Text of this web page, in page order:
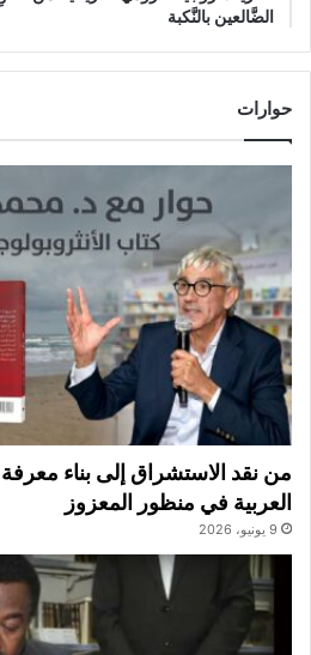
الضَّالعين بالنَّكبة
حوارات
من نقد الاستشراق إلى بناء معرفة
العربية في منظور المعزوز
9 يونيو، 2026